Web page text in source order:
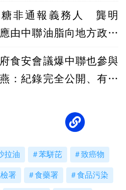
非通報義務人 龔明
由中聯油脂向地方政府
食安會議爆中聯也參與
：紀錄完全公開、有邀
拉油 苯駢芘 致癌物
署 食藥署 食品污染